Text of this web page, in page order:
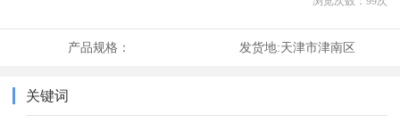
产品规格： 发货地:天津市津南区
关键词